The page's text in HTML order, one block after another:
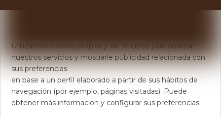
Utilizamos cookies propias y de terceros para analizar
nuestros servicios y mostrarle publicidad relacionada con
sus preferencias
en base a un perfil elaborado a partir de sus hábitos de
navegación (por ejemplo, páginas visitadas). Puede
obtener más información y configurar sus preferencias